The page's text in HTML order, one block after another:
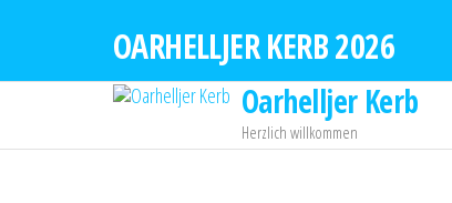
springen
OARHELLJER KERB 2026
Oarhelljer Kerb
Herzlich willkommen